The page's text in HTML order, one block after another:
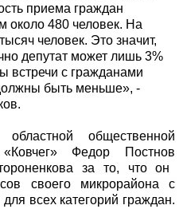
приема граждан
около 480 человек. На
человек. Это значит,
депутат может лишь 3%
встречи с гражданами
быть меньше», -
областной общественной
Федор Постнов
за то, что он
своего микрорайона с
для всех категорий граждан.